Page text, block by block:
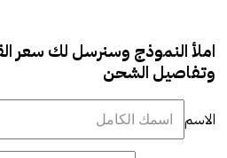
املأ النموذج وسنرسل لك سعر
وتفاصيل الشحن
الاسم